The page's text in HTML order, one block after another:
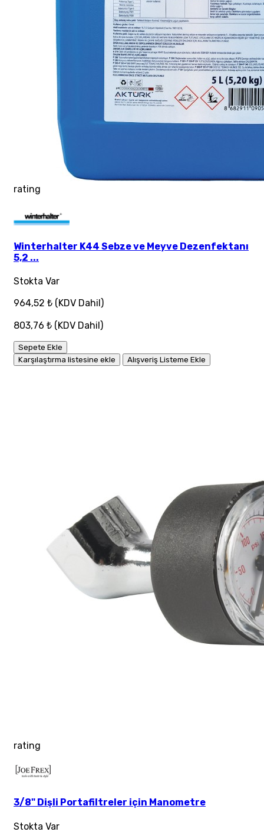
rating
Winterhalter K44 Sebze ve Meyve Dezenfektanı
5,2 ...
Stokta Var
964,52 ₺ (KDV Dahil)
803,76 ₺ (KDV Dahil)
Sepete Ekle
Karşılaştırma listesine ekle
Alışveriş Listeme Ekle
rating
3/8" Dişli Portafiltreler için Manometre
Stokta Var